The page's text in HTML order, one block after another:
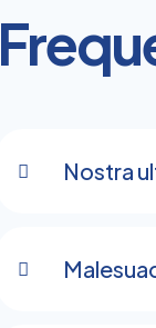
Nostra